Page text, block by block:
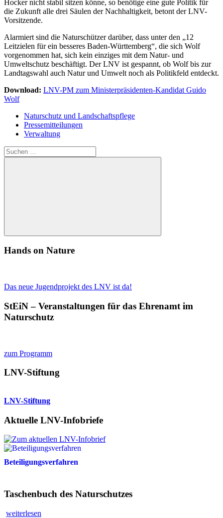
Hocker nicht stabil sitzen könne, so benötige eine gute Politik für
die Zukunft alle drei Säulen der Nachhaltigkeit, betont der LNV-
Vorsitzende.
Alarmiert sind die Naturschützer darüber, dass unter den „12
Leitzielen für ein besseres Baden-Württemberg“, die sich Wolf
vorgenommen hat, sich kein einziges mit dem Natur- und
Umweltschutz beschäftigt. Der LNV ist gespannt, ob Wolf bis zur
Landtagswahl auch Natur und Umwelt noch als Politikfeld entdeckt.
Download: LNV-PM zum Ministerpräsidenten-Kandidat Guido
Wolf
Naturschutz und Landschaftspflege
Pressemitteilungen
Verwaltung
Suchen
nach:
Suchen
Hands on Nature
Das neue Jugendprojekt des LNV ist da!
StEiN – Veranstaltungen für das Ehrenamt im
Naturschutz
zum Programm
LNV-Stiftung
LNV-Stiftung
Aktuelle LNV-Infobriefe
Beteiligungsverfahren
Taschenbuch des Naturschutzes
weiterlesen